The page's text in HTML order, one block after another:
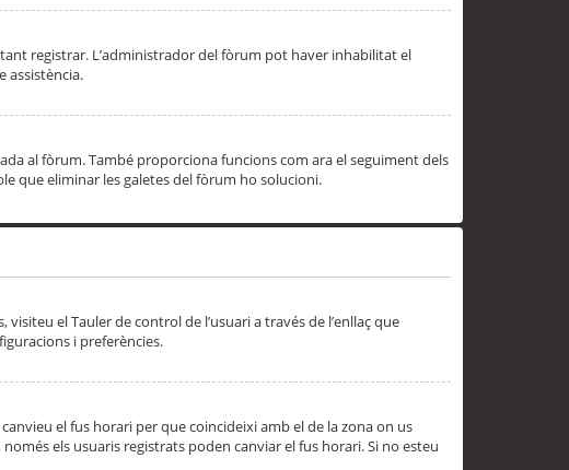
registrar. L’administrador del fòrum pot haver inhabilitat el
assistència.
al fòrum. També proporciona funcions com ara el seguiment dels
que eliminar les galetes del fòrum ho solucioni.
el Tauler de control de l’usuari a través de l’enllaç que
i preferències.
el fus horari per que coincideixi amb el de la zona on us
els usuaris registrats poden canviar el fus horari. Si no esteu